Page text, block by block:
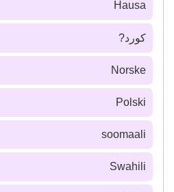
Hausa
كورد?
Norske
Polski
soomaali
Swahili